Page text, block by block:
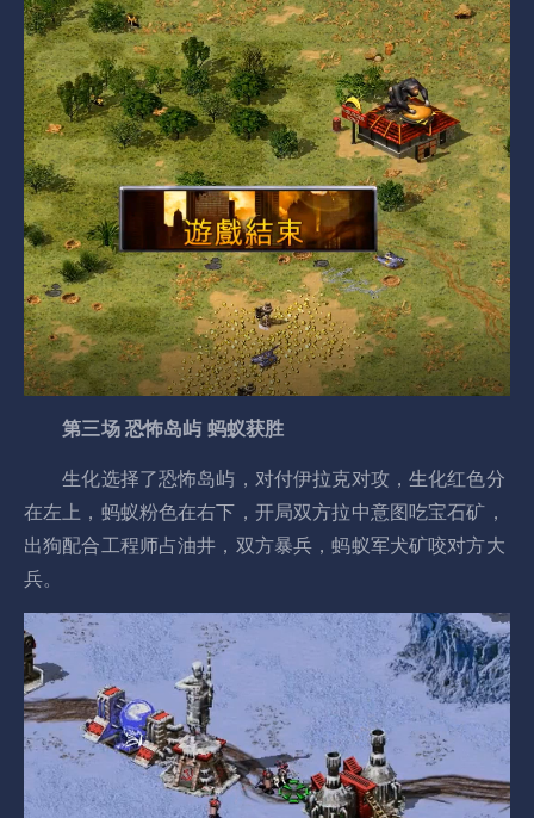
第三场 恐怖岛屿 蚂蚁获胜
生化选择了恐怖岛屿，对付伊拉克对攻，生化红色分
在左上，蚂蚁粉色在右下，开局双方拉中意图吃宝石矿，
出狗配合工程师占油井，双方暴兵，蚂蚁军犬矿咬对方大
兵。